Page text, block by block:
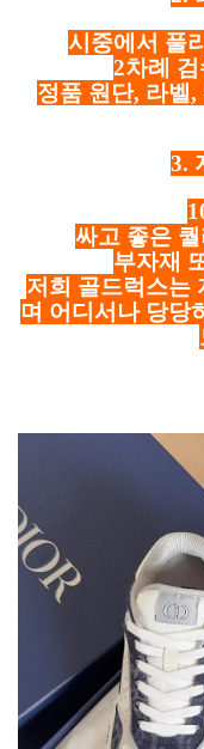
시중에서 풀
2차례
정품 원단, 라벨
3.
싸고 좋은
부자재
저희 골드럭스는
며 어디서나 당당